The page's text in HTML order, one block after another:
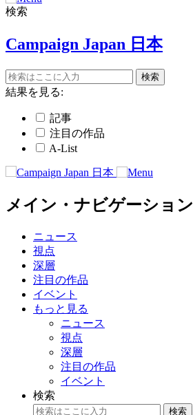
検索
Campaign Japan 日本
結果を見る:
記事
注目の作品
A-List
メイン・ナビゲーション
ニュース
視点
深層
注目の作品
イベント
もっと見る
ニュース
視点
深層
注目の作品
イベント
検索